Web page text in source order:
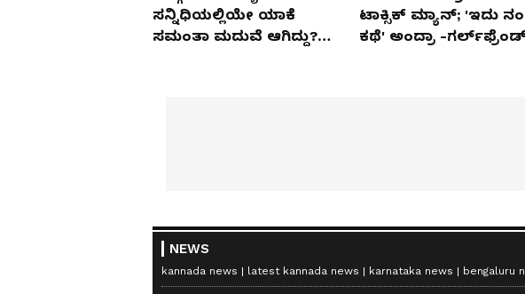
ಸನ್ನಿಧಿಯಲ್ಲಿಯೇ ಯಾಕೆ
ಸಮಂತಾ ಮದುವೆ ಆಗಿದ್ದು?
ಟಾಕ್ಸಿಕ್ ಮ್ಯಾನ್; 'ಇದು
ಕಥೆ' ಅಂದ್ರಾ -
NEWS
kannada news latest kannada news karnataka news bengaluru